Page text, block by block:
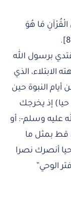
مَا هُوَ
برسول الله
الذي
النبوة حين
حيا) إذ يخرجك
عليه وسلم-: أو
قط بمثل ما
أنصرك نصرا
الوحي”